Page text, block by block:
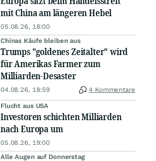
mit China am längeren Hebel
05.08.26, 18:00
Chinas Käufe bleiben aus
Trumps "goldenes Zeitalter" wird
für Amerikas Farmer zum
Milliarden-Desaster
04.08.26, 18:59 4 Kommentare
Flucht aus USA
Investoren schichten Milliarden
nach Europa um
05.08.26, 19:00
Alle Augen auf Donnerstag